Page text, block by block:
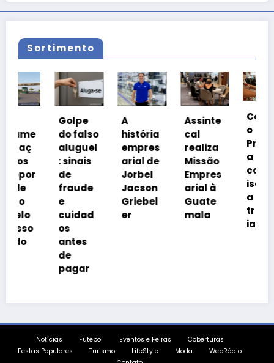
Sortimento
do falso
aluguel
: sinais
de
fraude
cuidad
os
antes
história
empres
arial de
Jacson
Griebel
er
Assinte
cal
realiza
Missão
Empres
arial à
Guate
Coalizã
Prosper
a Brasil
cobra
isonomi
a
tributár
Notícias Futebol Eventos e Feiras
Coberturas
Festas Populares
Turismo LifeStyle Moda
WebRádio